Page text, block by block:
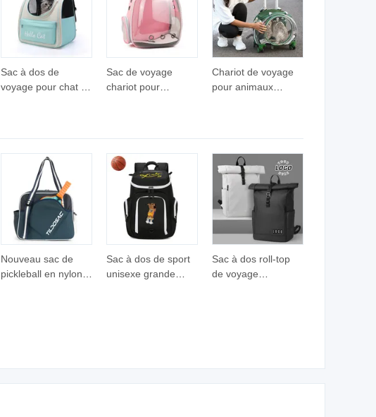
Sac à dos de
voyage pour chat en
Sac de voyage
chariot pour
pour animaux
Chariot de voyage
pour animaux
chien (Couleur
personnalisable)
Nouveau sac de
pickleball en nylon
Sac à dos de sport
unisexe grande
Sac à dos roll-top
de voyage